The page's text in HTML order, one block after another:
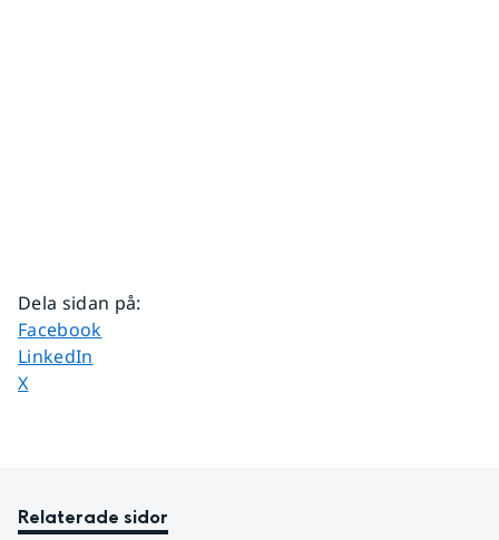
Dela sidan på:
Dela sidan på
Facebook
Dela sidan på
LinkedIn
Dela sidan på
X
Relaterade sidor